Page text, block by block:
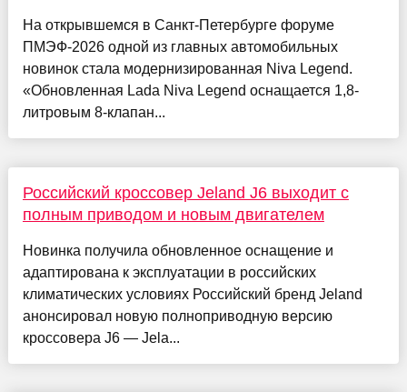
На открывшемся в Санкт-Петербурге форуме
ПМЭФ-2026 одной из главных автомобильных
новинок стала модернизированная Niva Legend.
«Обновленная Lada Niva Legend оснащается 1,8-
литровым 8-клапан...
Российский кроссовер Jeland J6 выходит с
полным приводом и новым двигателем
Новинка получила обновленное оснащение и
адаптирована к эксплуатации в российских
климатических условиях Российский бренд Jeland
анонсировал новую полноприводную версию
кроссовера J6 — Jela...